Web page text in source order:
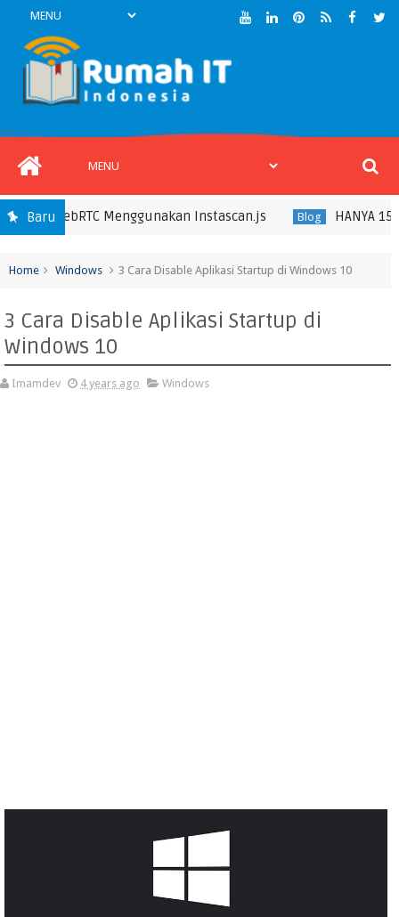
Baru
WebRTC Menggunakan Instascan.js HANYA
Home Windows 3 Cara Disable Aplikasi Startup di Windows 10
3 Cara Disable Aplikasi Startup di
Windows 10
Imamdev 4 years ago Windows